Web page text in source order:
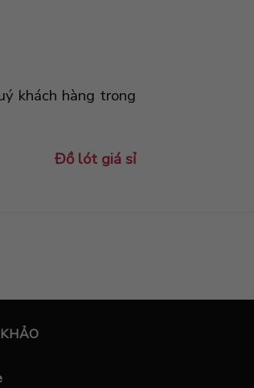
khách hàng trong
Đồ lót giá sỉ